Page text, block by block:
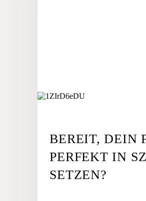
BEREIT, DEIN
PERFEKT IN
SETZEN?